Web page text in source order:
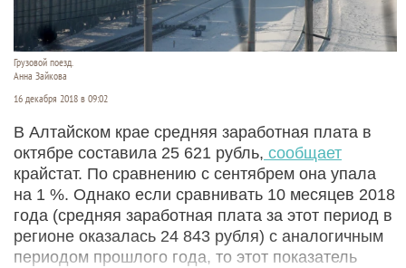
Грузовой поезд.
Анна Зайкова
16 декабря 2018 в 09:02
В Алтайском крае средняя заработная плата в
октябре составила 25 621 рубль, сообщает
крайстат. По сравнению с сентябрем она упала
на 1 %. Однако если сравнивать 10 месяцев 2018
года (средняя заработная плата за этот период в
регионе оказалась 24 843 рубля) с аналогичным
периодом прошлого года, то этот показатель